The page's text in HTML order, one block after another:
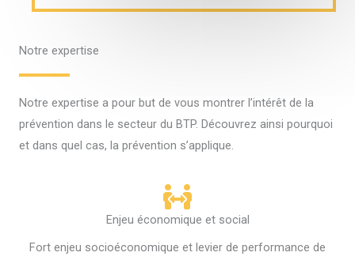
Notre expertise
Notre expertise a pour but de vous montrer l’intérêt de la
prévention dans le secteur du BTP. Découvrez ainsi pourquoi
et dans quel cas, la prévention s’applique.
Enjeu économique et social
Fort enjeu socioéconomique et levier de performance de